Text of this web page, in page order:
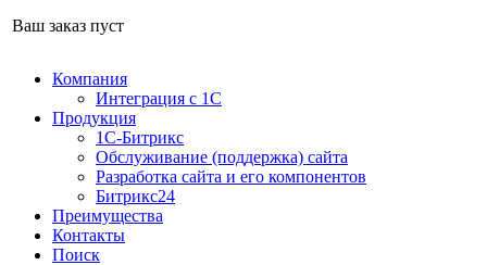
Ваш заказ пуст
Компания
Интеграция с 1С
Продукция
1С-Битрикс
Обслуживание (поддержка) сайта
Разработка сайта и его компонентов
Битрикс24
Преимущества
Контакты
Поиск